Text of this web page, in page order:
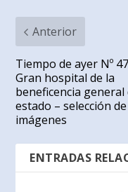
Anterior
Tiempo de ayer Nº
Gran hospital de la
beneficencia general
estado – selección de
imágenes
ENTRADAS